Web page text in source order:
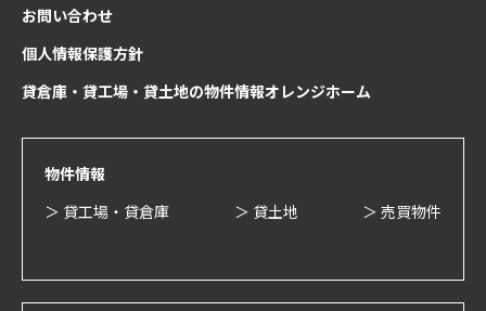
お問い合わせ
個人情報保護方針
貸倉庫・貸工場・貸土地の物件情報オレンジホーム
物件情報
＞ 貸工場・貸倉庫
＞ 貸土地 ＞ 売買物件